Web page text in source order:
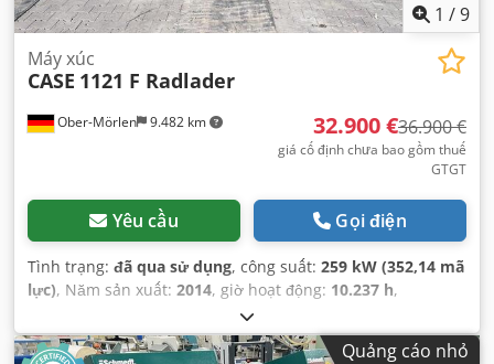
1 /9
Ober-Mörlen 9.482 km
Máy xúc
CASE 1121 F Radlader
32.900 €36.900 €
giá cố định chưa bao gồm thuế
GTGT
Yêu cầu Gọi điện
Tình trạng: đã qua sử dụng, công suất: 259 kW (352,14 mã
lực), Năm sản xuất: 2014, giờ hoạt động: 10.237 h,
Quảng cáo nhỏ